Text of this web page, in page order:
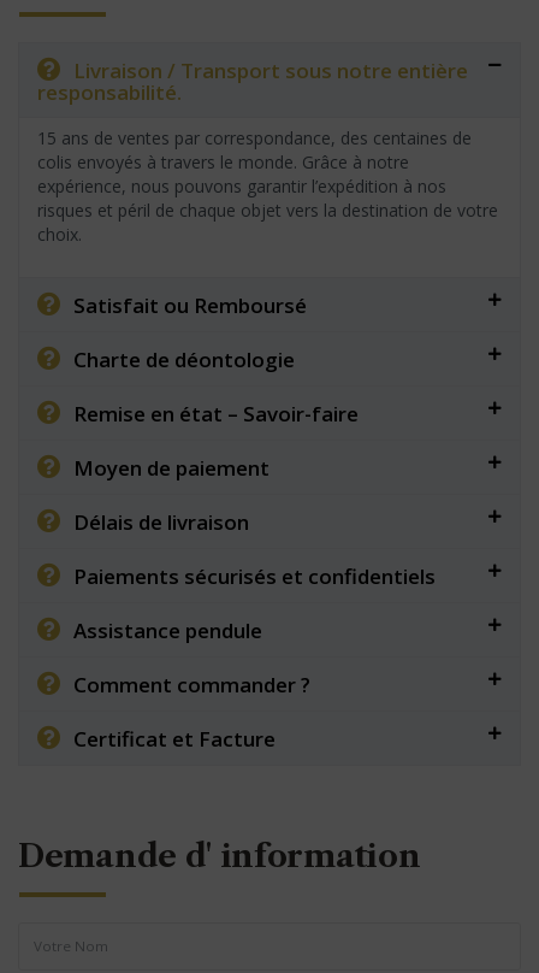
Livraison / Transport sous notre entière
responsabilité.
15 ans de ventes par correspondance, des centaines de
colis envoyés à travers le monde. Grâce à notre
expérience, nous pouvons garantir l’expédition à nos
risques et péril de chaque objet vers la destination de votre
choix.
Satisfait ou Remboursé
Charte de déontologie
Remise en état – Savoir-faire
Moyen de paiement
Délais de livraison
Paiements sécurisés et confidentiels
Assistance pendule
Comment commander ?
Certificat et Facture
Demande d' information